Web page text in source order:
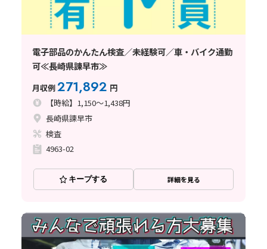
電子部品のかんたん検査／未経験可／車・バイク通勤
可≪長崎県諫早市≫
月収例271,892 円
【時給】1,150～1,438円
長崎県諫早市
検査
4963-02
キープする 詳細を見る